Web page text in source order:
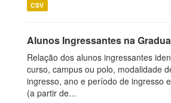
CSV
Alunos Ingressantes na
Relação dos alunos ingressantes
curso, campus ou polo, modalidade
ingresso, ano e período de ingresso
(a partir de...